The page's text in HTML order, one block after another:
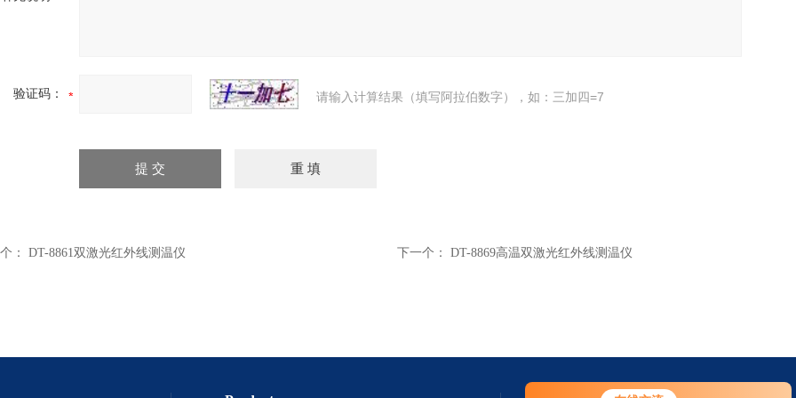
验证码： 请输入计算结果（填写阿拉伯数字），如：三加四=7
： DT-8861双激光红外线测温仪 下一个： DT-8869高温双激光红外线测温仪